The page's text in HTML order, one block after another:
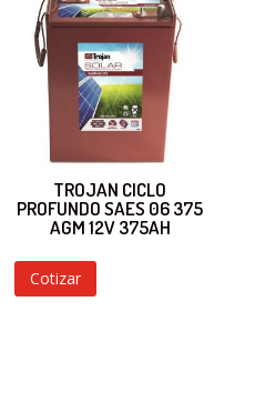
TROJAN CICLO
PROFUNDO SAES 06 375
AGM 12V 375AH
Cotizar